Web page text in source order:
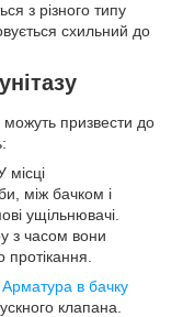
з різного типу
схильний до
призвести до
місці
між бачком і
ущільнювачі.
з часом вони
Арматура в бачку
клапана.